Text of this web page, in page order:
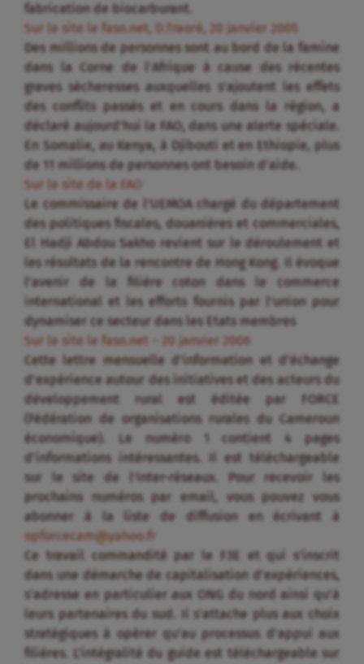
fabrication de biocarburant.
Sur le site le faso.net, D.Traoré, 20 janvier 2005
Des millions de personnes sont au bord de la famine
dans la Corne de l’Afrique à cause des récentes
graves sécheresses auxquelles s’ajoutent les effets
des conflits passés et en cours dans la région, a
déclaré aujourd’hui la FAO, dans une alerte spéciale.
En Somalie, au Kenya, à Djibouti et en Ethiopie, plus
de 11 millions de personnes ont besoin d’aide.
Sur le site de la FAO
Le commissaire de l’UEMOA chargé du département
des politiques fiscales, douanières et commerciales,
El Hadji Abdou Sakho revient sur le déroulement et
les résultats de la rencontre de Hong Kong. Il évoque
l’avenir de la filière coton dans le commerce
international et les efforts fournis par l’union pour
dynamiser ce secteur dans les Etats membres
Sur le site le faso.net – 20 janvier 2006
Cette lettre mensuelle d’information et d’échange
d’expérience autour des initiatives et des acteurs du
développement rural est éditée par FORCE
(Fédération de organisations rurales du Cameroun
économique). Le numéro 1 contient 4 pages
d’informations intéressantes. Il est téléchargeable
sur le site de l’Inter-réseaux. Pour recevoir les
prochains numéros par email, vous pouvez vous
abonner à la liste de diffusion en écrivant à
opforcecam@yahoo.fr
Ce travail commandité par le F3E et qui s’inscrit
dans une démarche de capitalisation d’expériences,
s’adresse en particulier aux ONG du nord ainsi qu’à
leurs partenaires du sud. Il s’attache plus aux choix
stratégiques à opérer qu’au processus d’appui aux
filières. L’intégralité du guide est téléchargeable sur